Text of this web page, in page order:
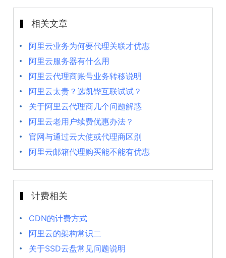
相关文章
阿里云业务为何要代理关联才优惠
阿里云服务器有什么用
阿里云代理商账号业务转移说明
阿里云太贵？选凯铧互联试试？
关于阿里云代理商几个问题解惑
阿里云老用户续费优惠办法？
官网与通过云大使或代理商区别
阿里云邮箱代理购买能不能有优惠
计费相关
CDN的计费方式
阿里云的架构常识二
关于SSD云盘常见问题说明